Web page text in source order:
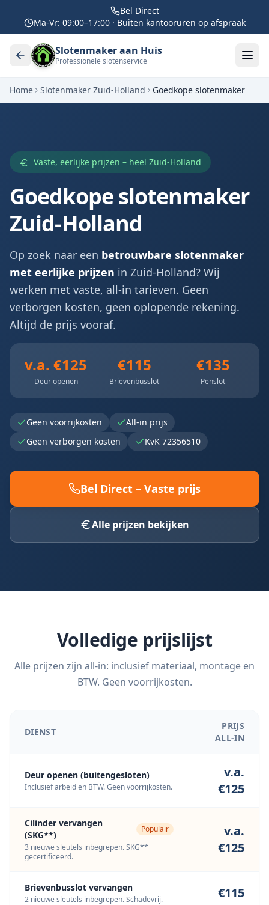
Bel Direct
Ma-Vr: 09:00–17:00 · Buiten kantooruren op afspraak
Slotenmaker aan Huis
Professionele slotenservice
Home Slotenmaker Zuid-Holland Goedkope slotenmaker
Vaste, eerlijke prijzen – heel Zuid-Holland
Goedkope slotenmaker
Zuid-Holland
Op zoek naar een betrouwbare slotenmaker
met eerlijke prijzen in Zuid-Holland? Wij
werken met vaste, all-in tarieven. Geen
verborgen kosten, geen oplopende rekening.
Altijd de prijs vooraf.
v.a. €125
Deur openen
€115
Brievenbusslot
€135
Penslot
Geen voorrijkosten
All-in prijs
Geen verborgen kosten
KvK 72356510
Bel Direct – Vaste prijs
Alle prijzen bekijken
Volledige prijslijst
Alle prijzen zijn all-in: inclusief materiaal, montage en
BTW. Geen voorrijkosten.
DIENST
PRIJS
ALL-IN
Deur openen (buitengesloten)
Inclusief arbeid en BTW. Geen voorrijkosten.
v.a.
€125
Cilinder vervangen
(SKG**)
Populair
3 nieuwe sleutels inbegrepen. SKG**
gecertificeerd.
v.a.
€125
Brievenbusslot vervangen
2 nieuwe sleutels inbegrepen. Schadevrij. €115